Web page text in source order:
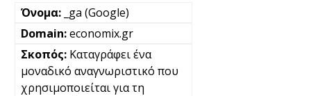
_ga (Google)
economix.gr
Καταγράφει ένα
μοναδικό αναγνωριστικό που
χρησιμοποιείται για τη